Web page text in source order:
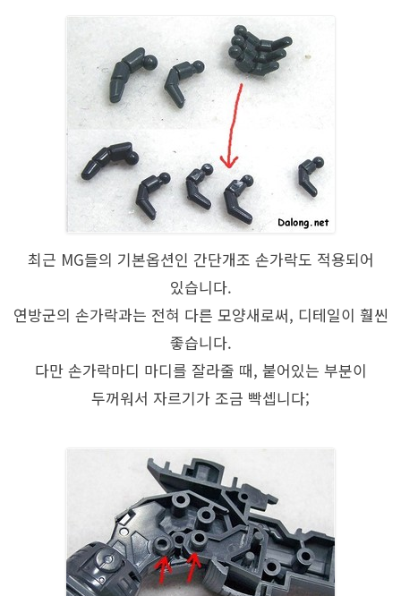
최근 MG들의 기본옵션인 간단개조 손가락도 적용되어
있습니다.
연방군의 손가락과는 전혀 다른 모양새로써, 디테일이 훨씬
좋습니다.
다만 손가락마디 마디를 잘라줄 때, 붙어있는 부분이
두꺼워서 자르기가 조금 빡셉니다;